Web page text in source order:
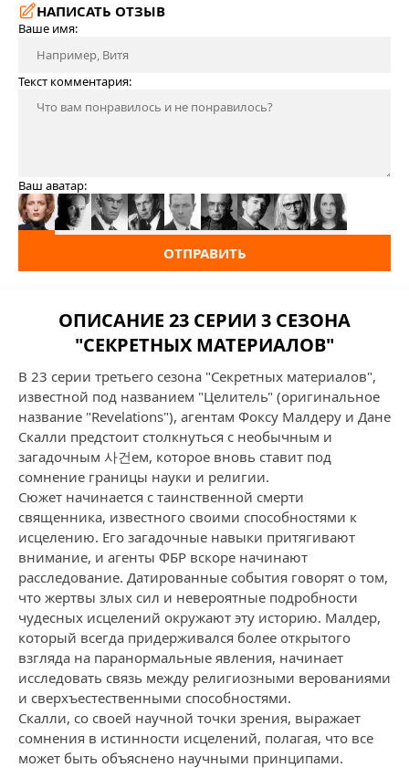
НАПИСАТЬ ОТЗЫВ
Ваше имя:
Текст комментария:
Ваш аватар:
ОТПРАВИТЬ
ОПИСАНИЕ 23 СЕРИИ 3 СЕЗОНА
"СЕКРЕТНЫХ МАТЕРИАЛОВ"
В 23 серии третьего сезона "Секретных материалов",
известной под названием "Целитель" (оригинальное
название "Revelations"), агентам Фоксу Малдеру и Дане
Скалли предстоит столкнуться с необычным и
загадочным 사건ем, которое вновь ставит под
сомнение границы науки и религии.
Сюжет начинается с таинственной смерти
священника, известного своими способностями к
исцелению. Его загадочные навыки притягивают
внимание, и агенты ФБР вскоре начинают
расследование. Датированные события говорят о том,
что жертвы злых сил и невероятные подробности
чудесных исцелений окружают эту историю. Малдер,
который всегда придерживался более открытого
взгляда на паранормальные явления, начинает
исследовать связь между религиозными верованиями
и сверхъестественными способностями.
Скалли, со своей научной точки зрения, выражает
сомнения в истинности исцелений, полагая, что все
может быть объяснено научными принципами.